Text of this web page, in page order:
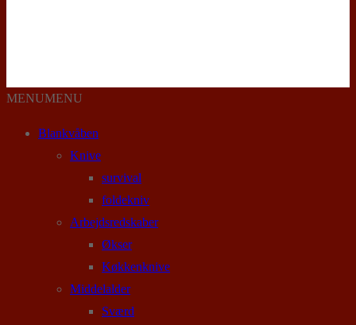
MENUMENU
Blankvåben
Knive
survival
foldekniv
Arbejdsredskaber
Økser
Køkkenknive
Middelalder
Sværd